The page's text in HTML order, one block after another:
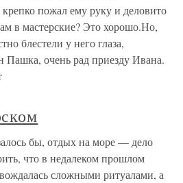
пожал ему руку и деловито
в мастерские? Это хорошо.Но,
блестели у него глаза,
Пашка, очень рад приезду Ивана.
бы, отдых на море — дело
что в недалеком прошлом
сложными ритуалами, а